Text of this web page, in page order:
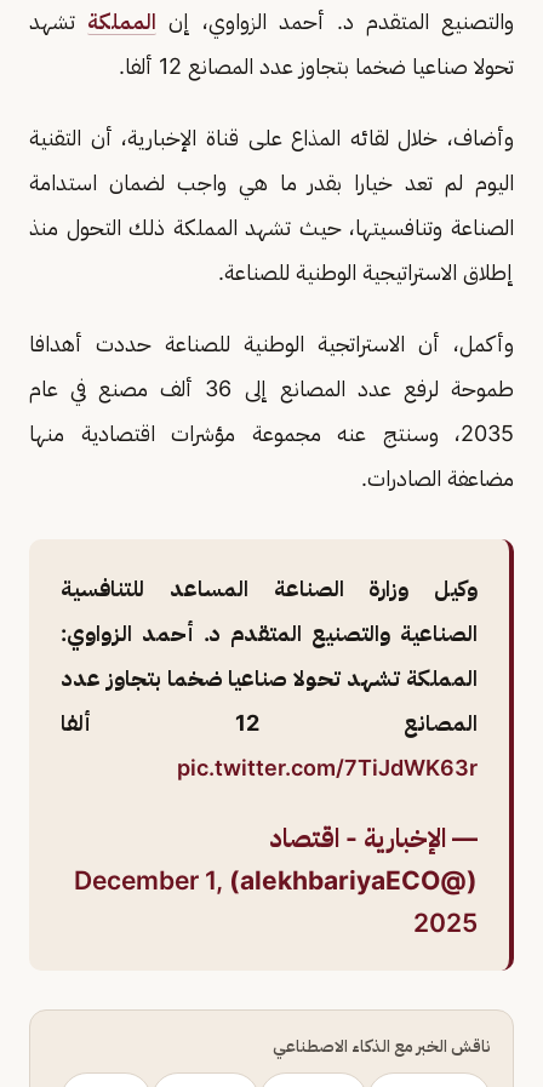
والتصنيع المتقدم د. أحمد الزواوي، إن المملكة تشهد
تحولا صناعيا ضخما بتجاوز عدد المصانع 12 ألفا.
وأضاف، خلال لقائه المذاع على قناة الإخبارية، أن التقنية
اليوم لم تعد خيارا بقدر ما هي واجب لضمان استدامة
الصناعة وتنافسيتها، حيث تشهد المملكة ذلك التحول منذ
إطلاق الاستراتيجية الوطنية للصناعة.
وأكمل، أن الاستراتجية الوطنية للصناعة حددت أهدافا
طموحة لرفع عدد المصانع إلى 36 ألف مصنع في عام
2035، وسنتج عنه مجموعة مؤشرات اقتصادية منها
مضاعفة الصادرات.
وكيل وزارة الصناعة المساعد للتنافسية
الصناعية والتصنيع المتقدم د. أحمد الزواوي:
المملكة تشهد تحولا صناعيا ضخما بتجاوز عدد
المصانع 12 ألفا
pic.twitter.com/7TiJdWK63r
— الإخبارية - اقتصاد
(@alekhbariyaECO)
December 1,
2025
ناقش الخبر مع الذكاء الاصطناعي